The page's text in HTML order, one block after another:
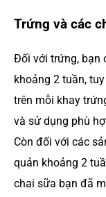
Trứng và các
Đối với trứng, bạn
khoảng 2 tuần,
trên mỗi khay
và sử dụng phù
Còn đối với các
quản khoảng 2
chai sữa bạn đã